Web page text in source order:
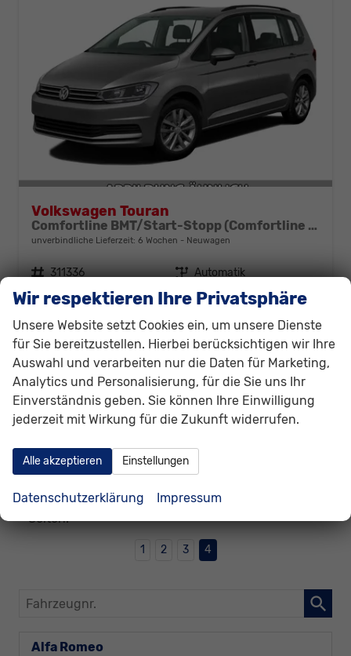
Volkswagen Touran
Comfortline BMT/Start-Stopp (Comfortline BMT/Start-Stopp) 1.5 TSI 110kW (150 PS) 7-Gang-DSG
unverbindliche Lieferzeit: 6 Wochen Neuwagen
Fahrzeugnr. 311336 Getriebe Automatik
110 kW (150 PS)
40.730,– €
incl. 19% MwSt.
Details
Verbrauch kombiniert:7,00 l/100km
CO -Klasse: F
CO -Emissionen:159,00 g/km
Datensätze pro Seite:
10 20 50 100
Seiten:
1 2 3 4
Fahrzeugnr.
Alfa Romeo
Wir respektieren Ihre Privatsphäre
Unsere Website setzt Cookies ein, um unsere Dienste
für Sie bereitzustellen. Hierbei berücksichtigen wir Ihre
Auswahl und verarbeiten nur die Daten für Marketing,
Analytics und Personalisierung, für die Sie uns Ihr
Einverständnis geben. Sie können Ihre Einwilligung
jederzeit mit Wirkung für die Zukunft widerrufen.
Alle akzeptieren Einstellungen
Datenschutzerklärung Impressum